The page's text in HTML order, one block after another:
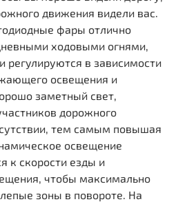
движения видели вас.
фары отлично
ходовыми огнями,
регулируются в зависимости
освещения и
заметный свет,
дорожного
тем самым повышая
освещение
к скорости езды и
чтобы максимально
зоны в повороте. На